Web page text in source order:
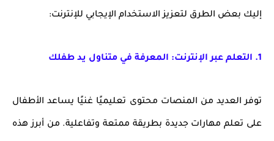
إليك بعض الطرق لتعزيز الاستخدام الإيجابي للإنترنت:
1. التعلم عبر الإنترنت: المعرفة في متناول يد طفلك
توفر العديد من المنصات محتوى تعليميًا غنيًا يساعد الأطفال
على تعلم مهارات جديدة بطريقة ممتعة وتفاعلية. من أبرز هذه